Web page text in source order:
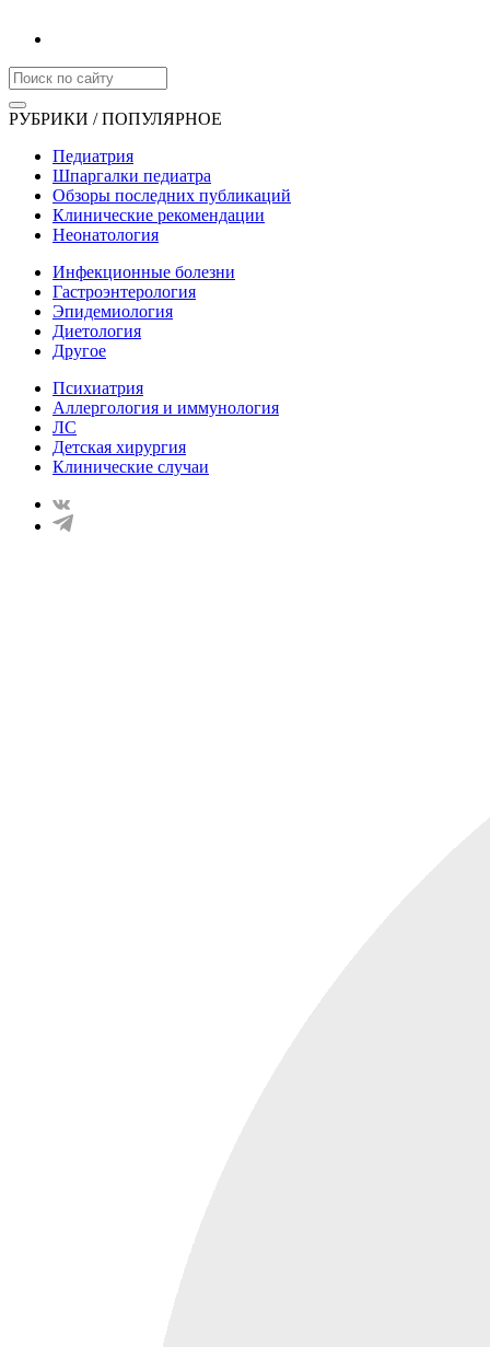
РУБРИКИ / ПОПУЛЯРНОЕ
Педиатрия
Шпаргалки педиатра
Обзоры последних публикаций
Клинические рекомендации
Неонатология
Инфекционные болезни
Гастроэнтерология
Эпидемиология
Диетология
Другое
Психиатрия
Аллергология и иммунология
ЛС
Детская хирургия
Клинические случаи